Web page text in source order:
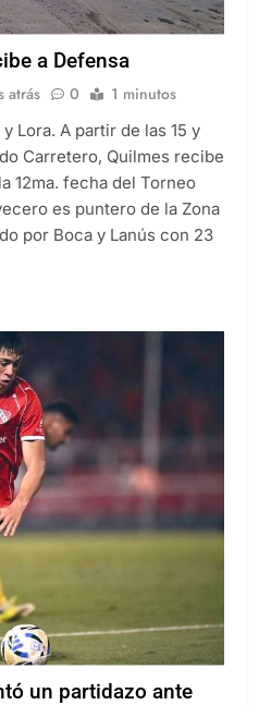
a Defensa
atrás 0 1 minutos
Lora. A partir de las 15 y
Carretero, Quilmes recibe
12ma. fecha del Torneo
es puntero de la Zona
por Boca y Lanús con 23
un partidazo ante